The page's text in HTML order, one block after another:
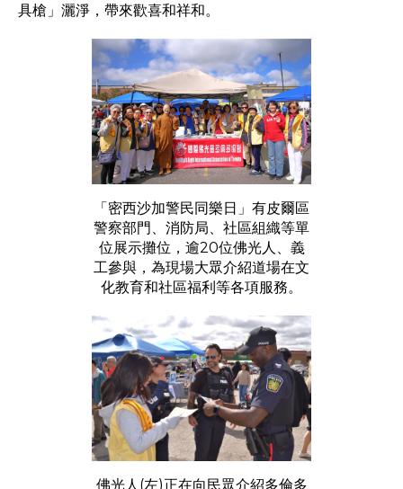
具槍」灑淨，帶來歡喜和祥和。
「密西沙加警民同樂日」有⽪爾區
警察部⾨、消防局、社區組織等單
位展示攤位，逾20位佛光人、義
工參與，為現場大眾介紹道場在文
化教育和社區福利等各項服務。
佛光人(左)正在向民眾介紹多倫多